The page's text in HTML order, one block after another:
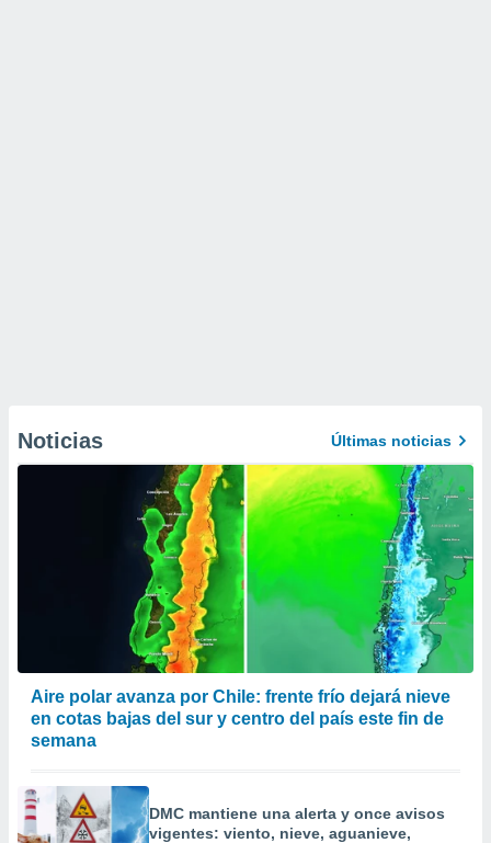
Noticias Últimas noticias
Aire polar avanza por Chile: frente frío dejará nieve
en cotas bajas del sur y centro del país este fin de
semana
DMC mantiene una alerta y once avisos
vigentes: viento, nieve, aguanieve,